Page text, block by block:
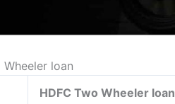
loan
HDFC Two Wheeler loan